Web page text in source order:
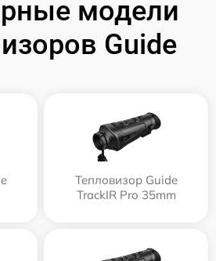
модели
Guide
Тепловизор Guide
TrackIR Pro 35mm